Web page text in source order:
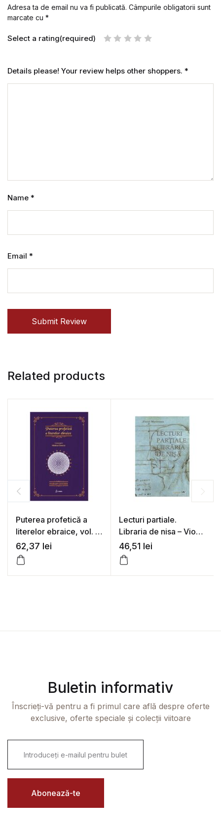
Adresa ta de email nu va fi publicată. Câmpurile obligatorii sunt
marcate cu *
Select a rating(required)
Details please! Your review helps other shoppers. *
Name *
Email *
Submit Review
Related products
Puterea profetică a
literelor ebraice, vol. 1
– Naran Gheser
62,37 lei
Lecturi partiale.
Libraria de nisa – Viorel
Marineasa
46,51 lei
Buletin informativ
Înscrieți-vă pentru a fi primul care află despre oferte
exclusive, oferte speciale și colecții viitoare
i
l
Abonează-te